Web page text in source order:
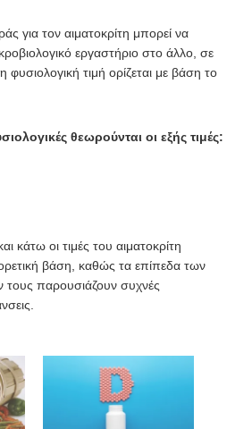
για τον αιματοκρίτη μπορεί να
εργαστήριο στο άλλο, σε
φυσιολογική τιμή ορίζεται με βάση το
θεωρούνται οι εξής τιμές:
κάτω οι τιμές του αιματοκρίτη
βάση, καθώς τα επίπεδα των
τους παρουσιάζουν συχνές